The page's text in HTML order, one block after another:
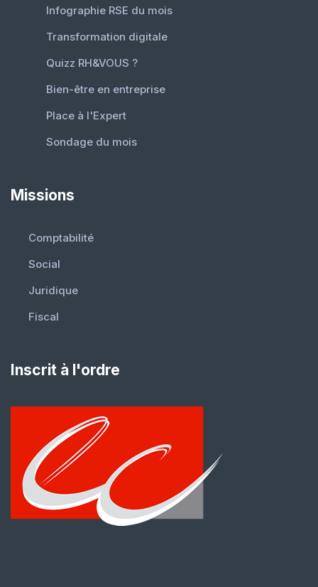
Infographie RSE du mois
Transformation digitale
Quizz RH&VOUS ?
Bien-être en entreprise
Place à l'Expert
Sondage du mois
Missions
Comptabilité
Social
Juridique
Fiscal
Inscrit à l'ordre